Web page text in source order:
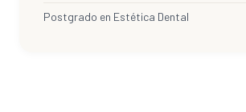
Postgrado en Estética Dental